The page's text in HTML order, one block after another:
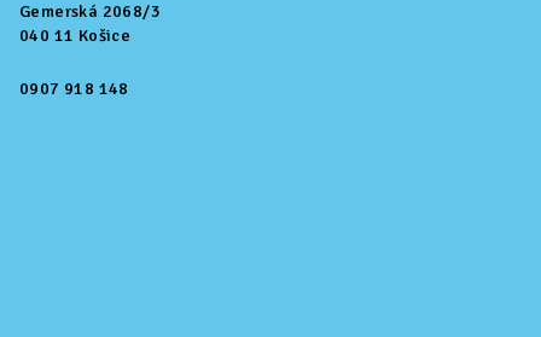
Gemerská 2068/3
040 11 Košice
0907 918 148